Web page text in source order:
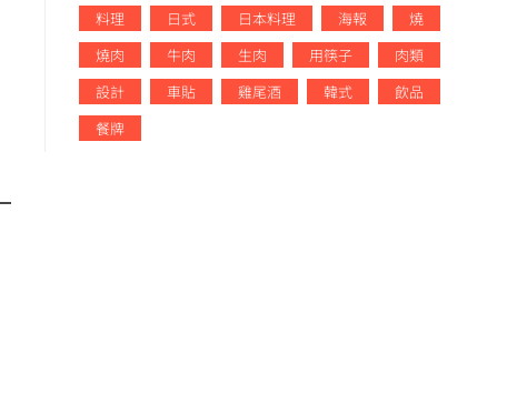
料理
日式 日本料理 海報
燒
燒肉
牛肉 生肉 用筷子
肉類
設計
車貼 雞尾酒 韓式
飲品
餐牌